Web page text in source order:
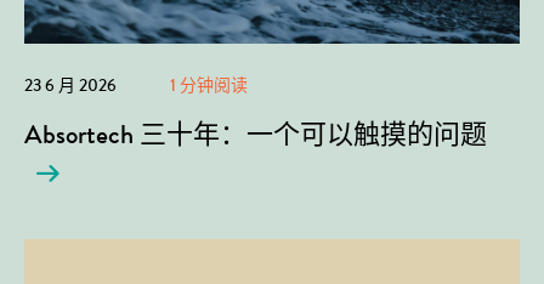
23 6 月 2026 1 分钟阅读
Absortech 三十年：一个可以触摸的问题